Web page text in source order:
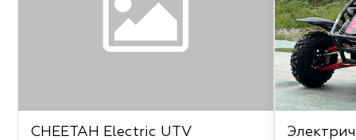
CHEETAH Electric UTV